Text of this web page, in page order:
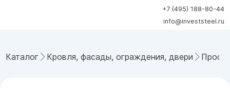
+7 (495) 188-80-44
info@investsteel.ru
Каталог Кровля, фасады, ограждения, двери